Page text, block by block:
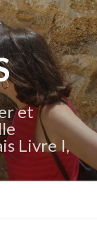
et
Livre I,